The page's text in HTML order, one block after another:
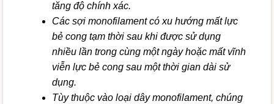
tăng độ chính xác.
Các sợi monofilament có xu hướng mất lực
bẻ cong tạm thời sau khi được sử dụng
nhiều lần trong cùng một ngày hoặc mất vĩnh
viễn lực bẻ cong sau một thời gian dài sử
dụng.
Tùy thuộc vào loại dây monofilament, chúng